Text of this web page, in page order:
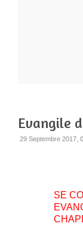
Evangile
29 Septembre 2017,
SE